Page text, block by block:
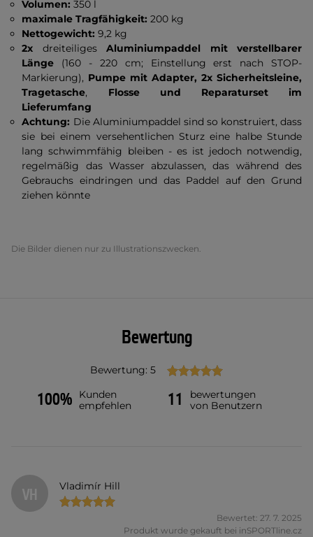
Volumen:350 l
maximale Tragfähigkeit:200 kg
Nettogewicht:9,2 kg
2x dreiteiligesAluminiumpaddel mit verstellbarer
Länge (160 - 220 cm; Einstellung erst nach STOP-
Markierung), Pumpe mit Adapter, 2x Sicherheitsleine,
Tragetasche, Flosse und Reparaturset im
Lieferumfang
Achtung: Die Aluminiumpaddel sind so konstruiert, dass
sie bei einem versehentlichen Sturz eine halbe Stunde
lang schwimmfähig bleiben - es ist jedoch notwendig,
regelmäßig das Wasser abzulassen, das während des
Gebrauchs eindringen und das Paddel auf den Grund
ziehen könnte
Die Bilder dienen nur zu Illustrationszwecken.
Bewertung
Bewertung: 5
100%
Kunden
empfehlen
11
bewertungen
von Benutzern
VH Vladimír Hill
Bewertet: 27. 7. 2025
Produkt wurde gekauft bei inSPORTline.cz